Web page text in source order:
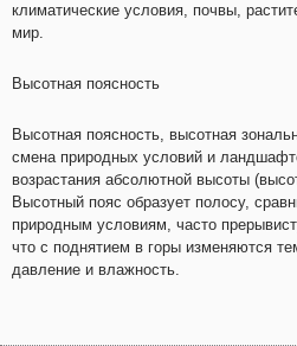
климатические условия, почвы,
мир.
Высотная поясность
Высотная поясность, высотная
смена природных условий и
возрастания абсолютной высоты
Высотный пояс образует полосу,
природным условиям, часто
что с поднятием в горы изменяются
давление и влажность.